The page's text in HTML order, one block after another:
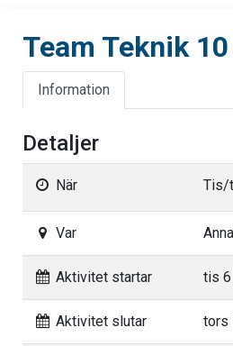
Team Teknik
Information
Detaljer
När Tis/
Var
Aktivitet startar tis 6
Aktivitet slutar tors